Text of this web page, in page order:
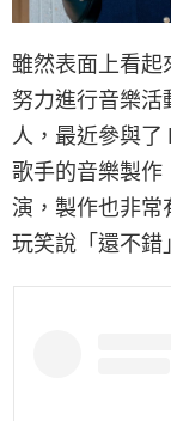
雖然表面上看起
努力進行音樂活
人，最近參與了
歌手的音樂製作
演，製作也非常
玩笑說「還不錯